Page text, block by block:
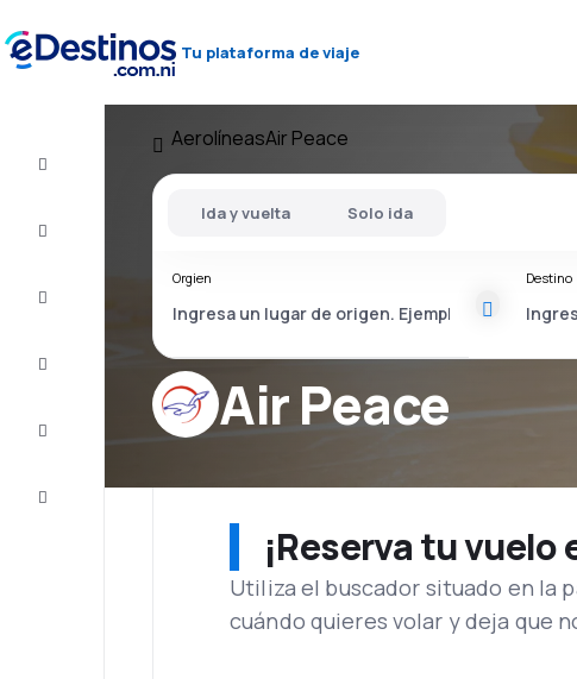
Tu plataforma de viaje
Atención
AerolíneasAir Peace
Air Peace
Ida y vuelta Solo ida
Orgien Destino
¡Reserva tu
Utiliza el buscador situado en la
cuándo quieres volar y deja que